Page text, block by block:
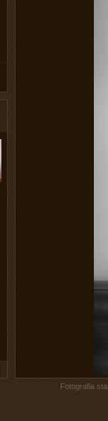
Fotografia